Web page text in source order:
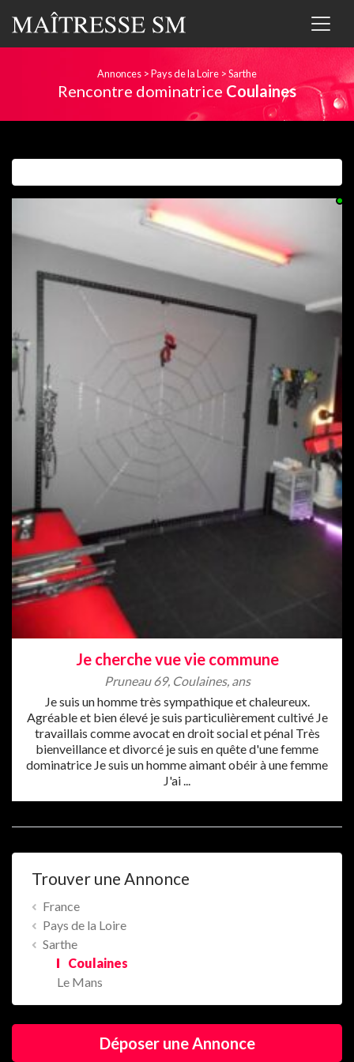
Annonces >Pays de la Loire >Sarthe
Rencontre dominatrice Coulaines
Je cherche vue vie commune
Pruneau 69, Coulaines, ans
Je suis un homme très sympathique et chaleureux.
Agréable et bien élevé je suis particulièrement cultivé Je
travaillais comme avocat en droit social et pénal Très
bienveillance et divorcé je suis en quête d'une femme
dominatrice Je suis un homme aimant obéir à une femme
J'ai ...
Trouver une Annonce
France
Pays de la Loire
Sarthe
Coulaines
Le Mans
Déposer une Annonce